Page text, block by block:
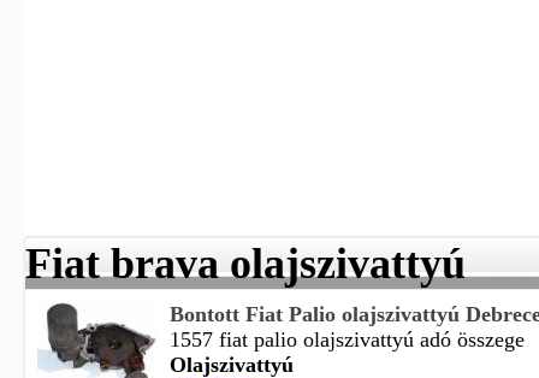
Fiat brava olajszivattyú
Bontott Fiat Palio olajszivattyú
1557 fiat palio olajszivattyú adó összege
Olajszivattyú